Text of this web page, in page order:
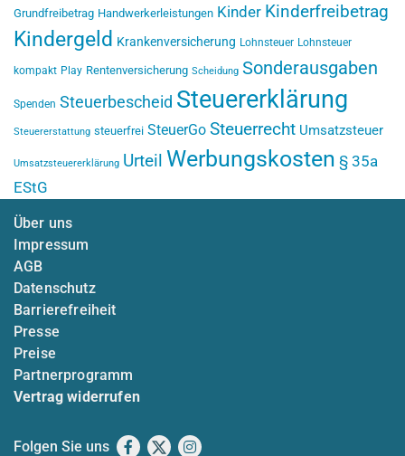
Grundfreibetrag Handwerkerleistungen Kinder Kinderfreibetrag
Kindergeld Krankenversicherung Lohnsteuer Lohnsteuer
kompakt Play Rentenversicherung Scheidung Sonderausgaben
Spenden Steuerbescheid Steuererklärung
Steuererstattung steuerfrei SteuerGo Steuerrecht Umsatzsteuer
Umsatzsteuererklärung Urteil Werbungskosten § 35a
EStG
Über uns
Impressum
AGB
Datenschutz
Barrierefreiheit
Presse
Preise
Partnerprogramm
Vertrag widerrufen
Folgen Sie uns Facebook
X Instagram